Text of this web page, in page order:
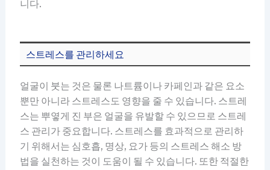
니다.
스트레스를 관리하세요
얼굴이 붓는 것은 물론 나트륨이나 카페인과 같은 요소
뿐만 아니라 스트레스도 영향을 줄 수 있습니다. 스트레
스는 뿌옇게 진 부은 얼굴을 유발할 수 있으므로 스트레
스 관리가 중요합니다. 스트레스를 효과적으로 관리하
기 위해서는 심호흡, 명상, 요가 등의 스트레스 해소 방
법을 실천하는 것이 도움이 될 수 있습니다. 또한 적절한